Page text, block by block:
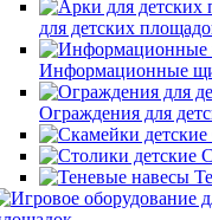
для детских
Информационные
Ограждения для